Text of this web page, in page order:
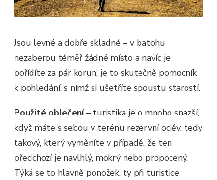
Jsou levné a dobře skladné – v batohu
nezaberou téměř žádné místo a navíc je
pořídíte za pár korun, je to skutečně pomocník
k pohledání, s nímž si ušetříte spoustu starostí.
Použité oblečení– turistika je o mnoho snazší,
když máte s sebou v terénu rezervní oděv, tedy
takový, který vyměníte v případě, že ten
předchozí je navlhlý, mokrý nebo propocený.
Týká se to hlavně ponožek, ty při turistice